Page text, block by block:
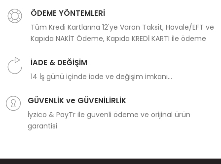
ÖDEME YÖNTEMLERİ
Tüm Kredi Kartlarına 12'ye Varan Taksit, Havale/EFT ve
Kapıda NAKİT Ödeme, Kapıda KREDİ KARTI ile ödeme
İADE & DEĞİŞİM
14 İş günü içinde iade ve değişim imkanı...
GÜVENLİK ve GÜVENİLİRLİK
İyzico & PayTr ile güvenli ödeme ve orijinal ürün
garantisi